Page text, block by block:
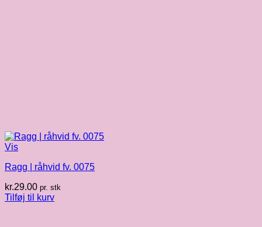
Vis
Ragg | råhvid fv. 0075
kr.29.00 pr. stk
Tilføj til kurv